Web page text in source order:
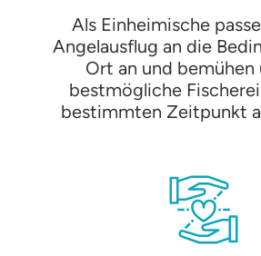
Als Einheimische
Angelausflug an die
Ort an und bemühen
bestmögliche
bestimmten Zeitpunkt